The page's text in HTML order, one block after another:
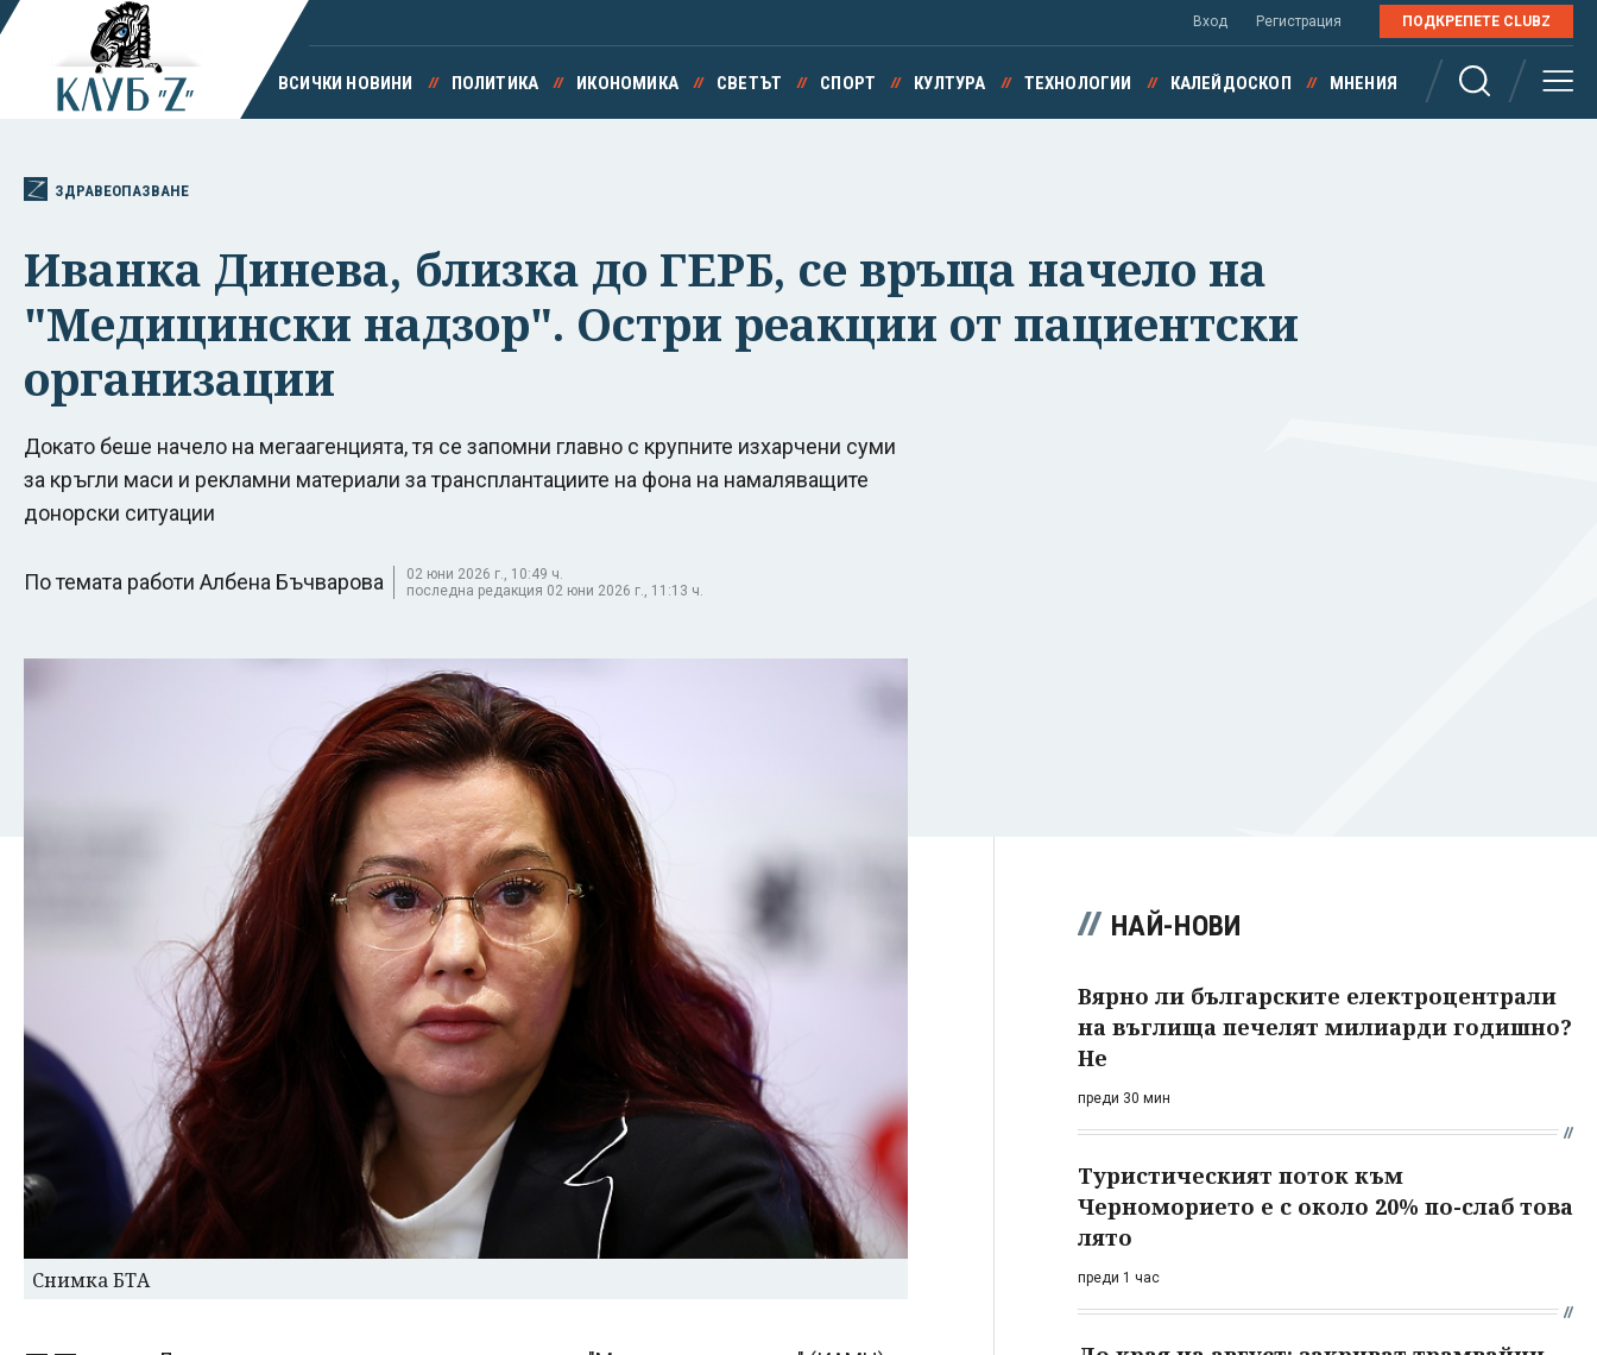
Вход Регистрация ПОДКРЕПЕТЕ CLUBZ
ВСИЧКИ НОВИНИ ПОЛИТИКА ИКОНОМИКА СВЕТЪТ СПОРТ КУЛТУРА ТЕХНОЛОГИИ КАЛЕЙДОСКОП МНЕНИЯ
ЗДРАВЕОПАЗВАНЕ
Иванка Динева, близка до ГЕРБ, се връща начело на
"Медицински надзор". Остри реакции от пациентски
организации
Докато беше начело на мегаагенцията, тя се запомни главно с крупните изхарчени суми
за кръгли маси и рекламни материали за трансплантациите на фона на намаляващите
донорски ситуации
По темата работи Албена Бъчварова
02 юни 2026 г., 10:49 ч.
последна редакция 02 юни 2026 г., 11:13 ч.
Снимка БТА
НАЙ-НОВИ
Вярно ли българските електроцентрали
на въглища печелят милиарди годишно?
Не
преди 30 мин
Туристическият поток към
Черноморието е с около 20% по-слаб това
лято
преди 1 час